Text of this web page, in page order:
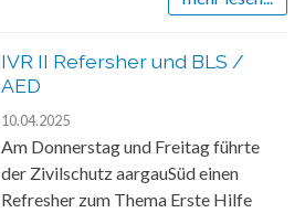
IVR II Refersher und BLS /
AED
10.04.2025
Am Donnerstag und Freitag führte
der Zivilschutz aargauSüd einen
Refresher zum Thema Erste Hilfe